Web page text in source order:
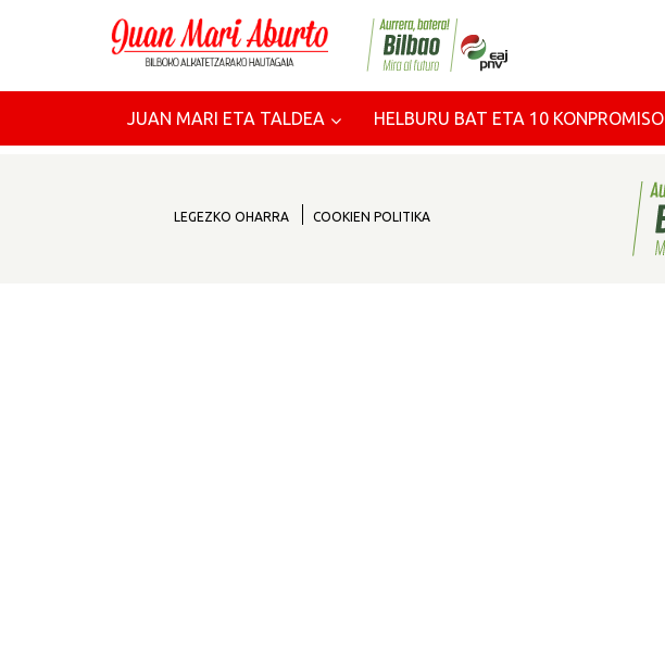
JUAN MARI ETA TALDEA HELBURU BAT ETA 10 KONPROMISO
LEGEZKO OHARRA COOKIEN POLITIKA